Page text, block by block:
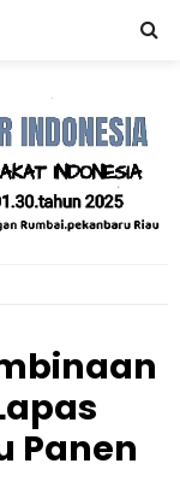
Panen